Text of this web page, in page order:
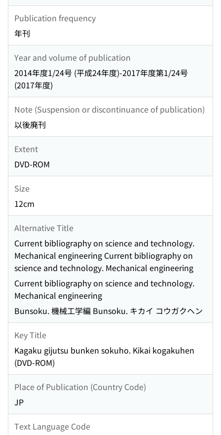
Publication frequency
年刊
Year and volume of publication
2014年度1/24号 (平成24年度)-2017年度第1/24号
(2017年度)
Note (Suspension or discontinuance of publication)
以後廃刊
Extent
DVD-ROM
Size
12cm
Alternative Title
Current bibliography on science and technology.
Mechanical engineering Current bibliography on
science and technology. Mechanical engineering
Current bibliography on science and technology.
Mechanical engineering
Bunsoku. 機械工学編 Bunsoku. キカイ コウガクヘン
Key Title
Kagaku gijutsu bunken sokuho. Kikai kogakuhen
(DVD-ROM)
Place of Publication (Country Code)
JP
Text Language Code